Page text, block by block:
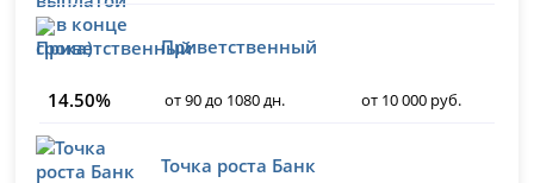
Приветственный
14.50% от 90 до 1080 дн. от 10 000 руб.
Точка роста Банк